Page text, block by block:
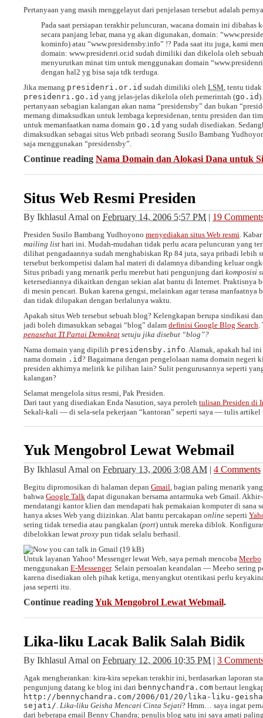
Pertanyaan yang masih menggelayut dari penjelasan tersebut adalah
Pada saat persiapan terakhir peluncuran, wacana domain ini
secara panjang lebar, mana yg akan digunakan, domain:
kominfo) atau “www.presidensby.info” !? Pada saat itu juga, kami
domain: www.presidenri.or.id sudah dimiliki dan dikelola oleh
menyurutkan minat tim untuk menggunakan domain
dengan hal2 yg bisa saja tdk terduga.
Jika memang presidenri.or.id sudah dimiliki oleh LSM , tentu
presidenri.go.id yang jelas-jelas dikelola oleh pemerintah (go.id
pertanyaan sebagian kalangan akan nama “presidensby” dan bukan
memang dimaksudkan untuk lembaga kepresidenan, tentu presiden dan
untuk memanfaatkan nama domain go.id yang sudah disediakan.
dimaksudkan sebagai situs Web pribadi seorang Susilo Bambang
saja menggunakan “presidensby”.
Continue reading Nama Domain dan Alokasi Dana untuk
Situs Web Resmi Presiden
By Ikhlasul Amal on February 14, 2006 5:57 PM | 19
Presiden Susilo Bambang Yudhoyono menyediakan situs Web resmi.
mailing list hari ini. Mudah-mudahan tidak perlu acara peluncuran yang
dilihat pengadaannya sudah menghabiskan Rp 84 juta, saya pribadi lebih
tersebut berkompetisi dalam hal materi di dalamnya dibanding keluar
Situs pribadi yang menarik perlu merebut hati pengunjung dari komposisi
ketersediannya dikaitkan dengan sekian alat bantu di Internet. Praktisnya
di mesin pencari. Bukan karena gengsi, melainkan agar terasa manfaatnya
dan tidak dilupakan dengan berlalunya waktu.
Apakah situs Web tersebut sebuah blog? Kelengkapan berupa sindikasi
jadi boleh dimasukkan sebagai “blog” dalam definisi Google Blog Search.
penasehat TIPartai Demokrat setuju jika disebut “blog”?
Nama domain yang dipilih presidensby.info . Alamak, apakah hal
nama domain .id? Bagaimana dengan pengelolaan nama domain negeri
presiden akhirnya melirik ke pilihan lain? Sulit pengurusannya seperti
kalangan?
Selamat mengelola situs resmi, Pak Presiden.
Dari taut yang disediakan Enda Nasution, saya peroleh tulisan Presiden di
Sekali-kali — di sela-sela pekerjaan “kantoran” seperti saya — tulis artikel
Yuk Mengobrol Lewat Webmail
By Ikhlasul Amal on February 13, 2006 3:08 AM | 4 Comments
Begitu dipromosikan di halaman depan Gmail , bagian paling menarik
bahwa Google Talk dapat digunakan bersama antarmuka web Gmail.
mendatangi kantor klien dan mendapati hak pemakaian komputer di sana
hanya akses Web yang diizinkan. Alat bantu percakapan online seperti
sering tidak tersedia atau pangkalan (port) untuk mereka diblok.
dibelokkan lewat proxy pun tidak selalu berhasil.
Untuk layanan Yahoo! Messenger lewat Web, saya pernah mencoba Meebo
menggunakan E-Messenger. Selain persoalan keandalan — Meebo sering
karena disediakan oleh pihak ketiga, menyangkut otentikasi perlu
jasa seperti itu.
Continue readingYuk Mengobrol Lewat Webmail.
Lika-liku Lacak Balik Salah Bidik
By Ikhlasul Amal on February 12, 2006 10:35 PM | 3
Agak mengherankan: kira-kira sepekan terakhir ini, berdasarkan laporan
pengunjung datang ke blog ini dari bennychandra.com bertaut
http://bennychandra.com/2006/01/20/lika-liku-
sejati/. Lika-liku Geisha Mencari Cinta Sejati? Hmm… saya ingat
dari beberapa email Benny Chandra; penulis blog satu ini saya amati